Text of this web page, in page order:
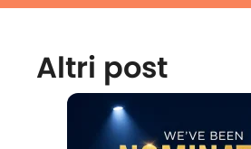
Altri post